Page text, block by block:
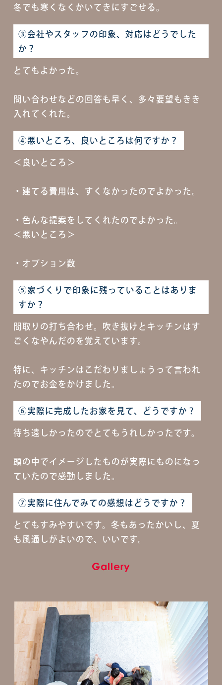
冬でも寒くなくかいてきにすごせる。
③会社やスタッフの印象、対応はどうでした
か？
とてもよかった。
問い合わせなどの回答も早く、多々要望もきき
入れてくれた。
④悪いところ、良いところは何ですか？
＜良いところ＞
・建てる費用は、すくなかったのでよかった。
・色んな提案をしてくれたのでよかった。
＜悪いところ＞
・オプション数
⑤家づくりで印象に残っていることはありま
すか？
間取りの打ち合わせ。吹き抜けとキッチンはす
ごくなやんだのを覚えています。
特に、キッチンはこだわりましょうって言われ
たのでお金をかけました。
⑥実際に完成したお家を見て、どうですか？
待ち遠しかったのでとてもうれしかったです。
頭の中でイメージしたものが実際にものになっ
ていたので感動しました。
⑦実際に住んでみての感想はどうですか？
とてもすみやすいです。冬もあったかいし、夏
も風通しがよいので、いいです。
Gallery